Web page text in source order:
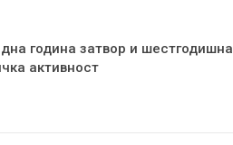
година затвор и шестгодишна
активност